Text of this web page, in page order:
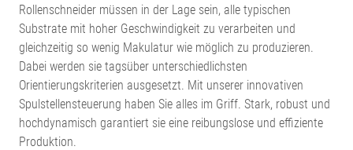
Rollenschneider müssen in der Lage sein, alle typischen
Substrate mit hoher Geschwindigkeit zu verarbeiten und
gleichzeitig so wenig Makulatur wie möglich zu produzieren.
Dabei werden sie tagsüber unterschiedlichsten
Orientierungskriterien ausgesetzt. Mit unserer innovativen
Spulstellensteuerung haben Sie alles im Griff. Stark, robust und
hochdynamisch garantiert sie eine reibungslose und effiziente
Produktion.